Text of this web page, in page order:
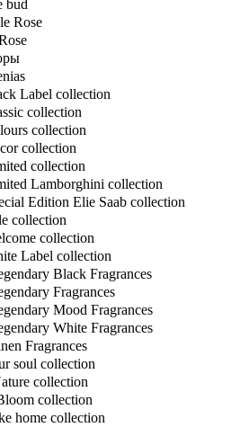
bud
Rose
Label collection
collection
collection
collection
collection
Lamborghini collection
Edition Elie Saab collection
collection
collection
Label collection
Black Fragrances
Fragrances
Mood Fragrances
White Fragrances
Fragrances
soul collection
collection
collection
home collection